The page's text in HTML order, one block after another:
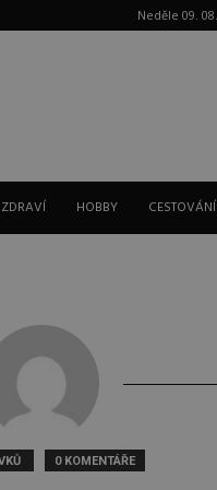
Neděle 09.
HOBBY CESTOVÁNÍ
0 KOMENTÁŘE